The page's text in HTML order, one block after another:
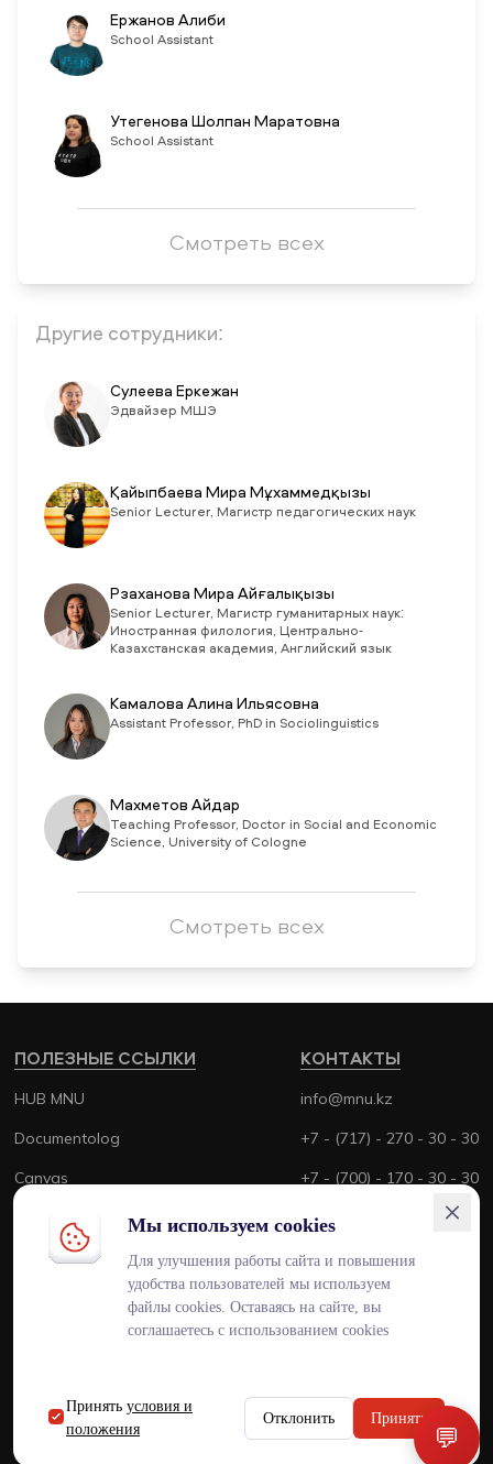
Ержанов Алиби
School Assistant
Утегенова Шолпан Маратовна
School Assistant
Смотреть всех
Другие сотрудники:
Сулеева Еркежан
Эдвайзер МШЭ
Қайыпбаева Мира Мұхаммедқызы
Senior Lecturer, Магистр педагогических наук
Рзаханова Мира Айғалықызы
Senior Lecturer, Магистр гуманитарных наук:
Иностранная филология, Центрально-
Казахстанская академия, Английский язык
Камалова Алина Ильясовна
Assistant Professor, PhD in Sociolinguistics
Махметов Айдар
Teaching Professor, Doctor in Social and Economic
Science, University of Cologne
Смотреть всех
ENG KAZ RUS
КОНТАКТЫ
info@mnu.kz
+7 - (717) - 270 - 30 - 30
+7 - (700) - 170 - 30 - 30
ПОЛЕЗНЫЕ ССЫЛКИ
HUB MNU
Documentolog
Canvas
Platonus
Outlook
Мы используем cookies
Для улучшения работы сайта и повышения
удобства пользователей мы используем
файлы cookies. Оставаясь на сайте, вы
соглашаетесь с использованием cookies
Принять условия и
положения
Отклонить Принять
💬